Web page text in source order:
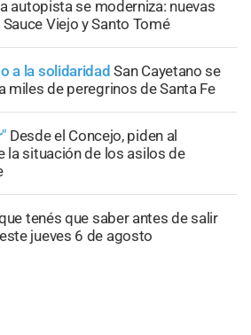
autopista se moderniza: nuevas
Viejo y Santo Tomé
a la solidaridad San Cayetano se
miles de peregrinos de Santa Fe
Desde el Concejo, piden al
la situación de los asilos de
tenés que saber antes de salir
jueves 6 de agosto